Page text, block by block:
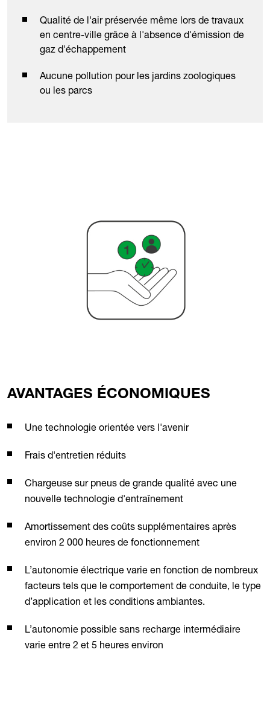
Qualité de l'air préservée même lors de travaux
en centre-ville grâce à l'absence d'émission de
gaz d'échappement
Aucune pollution pour les jardins zoologiques
ou les parcs
AVANTAGES ÉCONOMIQUES
Une technologie orientée vers l'avenir
Frais d'entretien réduits
Chargeuse sur pneus de grande qualité avec une
nouvelle technologie d'entraînement
Amortissement des coûts supplémentaires après
environ 2 000 heures de fonctionnement
L’autonomie électrique varie en fonction de nombreux
facteurs tels que le comportement de conduite, le type
d’application et les conditions ambiantes.
L’autonomie possible sans recharge intermédiaire
varie entre 2 et 5 heures environ